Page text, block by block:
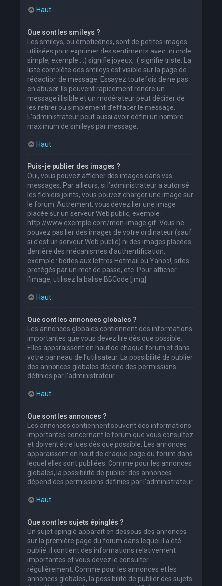
Haut
Que sont les smileys ?
Les smileys, ou émoticônes, sont de petites images
utilisées pour exprimer des sentiments avec un code
simple, exemple : :) signifie joyeux, :( signifie triste. La
liste complète des smileys est visible sur la page de
rédaction de message. Essayez toutefois de ne pas
en abuser. Ils peuvent rapidement rendre un
message illisible et un modérateur peut décider de
les retirer ou simplement d’effacer le message.
L’administrateur peut aussi avoir défini un nombre
maximum de smileys par message.
Haut
Puis-je publier des images ?
Oui, vous pouvez afficher des images dans vos
messages. Par ailleurs, si l’administrateur a autorisé
les fichiers joints, vous pouvez charger une image sur
le forum. Autrement, vous devez lier une image
placée sur un serveur Web public, exemple :
http://www.exemple.com/mon-image.gif. Vous ne
pouvez pas lier des images de votre ordinateur (sauf
si c’est un serveur Web public) ni des images placées
derrière des mécanismes d’authentification,
exemple : boîtes aux lettres Hotmail ou Yahoo!, sites
protégés par un mot de passe, etc. Pour afficher
l’image, utilisez la balise BBCode [img].
Haut
Que sont les annonces globales ?
Les annonces globales contiennent des informations
importantes que vous devez lire dès que possible.
Elles apparaissent en haut de chaque forum et dans
votre panneau de l’utilisateur. La possibilité de publier
des annonces globales dépend des permissions
définies par l’administrateur.
Haut
Que sont les annonces ?
Les annonces contiennent souvent des informations
importantes concernant le forum que vous consultez
et doivent être lues dès que possible. Les annonces
apparaissent en haut de chaque page du forum dans
lequel elles sont publiées. Comme pour les annonces
globales, la possibilité de publier des annonces
dépend des permissions définies par l’administrateur.
Haut
Que sont les sujets épinglés ?
Un sujet épinglé apparaît en dessous des annonces
sur la première page du forum dans lequel il a été
publié. il contient des informations relativement
importantes et vous devez le consulter
régulièrement. Comme pour les annonces et les
annonces globales, la possibilité de publier des sujets